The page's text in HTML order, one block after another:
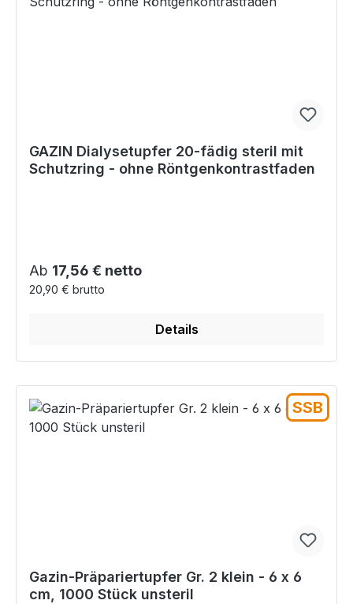
GAZIN Dialysetupfer 20-fädig steril mit
Schutzring - ohne Röntgenkontrastfaden
Regulärer Preis:
Ab 17,56 € netto
20,90 € brutto
Details
SSB
Gazin-Präpariertupfer Gr. 2 klein - 6 x 6
cm, 1000 Stück unsteril